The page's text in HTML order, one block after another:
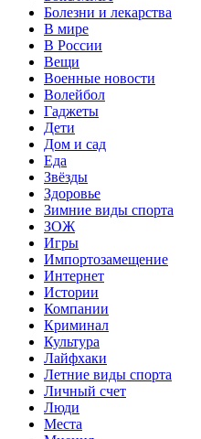
Болезни и лекарства
В мире
В России
Вещи
Военные новости
Волейбол
Гаджеты
Дети
Дом и сад
Еда
Звёзды
Здоровье
Зимние виды спорта
ЗОЖ
Игры
Импортозамещение
Интернет
Истории
Компании
Криминал
Культура
Лайфхаки
Летние виды спорта
Личный счет
Люди
Места